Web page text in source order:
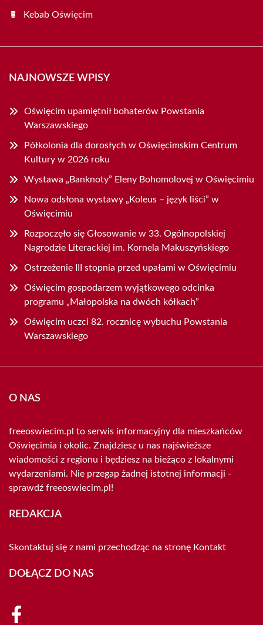
Kebab Oświęcim
NAJNOWSZE WPISY
Oświęcim upamiętnił bohaterów Powstania
Warszawskiego
Półkolonia dla dorosłych w Oświęcimskim Centrum
Kultury w 2026 roku
Wystawa „Banknoty” Eleny Bohomolovej w Oświęcimiu
Nowa odsłona wystawy „Koleus – język liści” w
Oświęcimiu
Rozpoczęło się Głosowanie w 33. Ogólnopolskiej
Nagrodzie Literackiej im. Kornela Makuszyńskiego
Ostrzeżenie III stopnia przed upałami w Oświęcimiu
Oświęcim gospodarzem wyjątkowego odcinka
programu „Małopolska na dwóch kółkach”
Oświęcim uczci 82. rocznicę wybuchu Powstania
Warszawskiego
O NAS
freeoswiecim.pl to serwis informacyjny dla mieszkańców
Oświęcimia i okolic. Znajdziesz u nas najświeższe
wiadomości z regionu i będziesz na bieżąco z lokalnymi
wydarzeniami. Nie przegap żadnej istotnej informacji -
sprawdź freeoswiecim.pl!
REDAKCJA
Skontaktuj się z nami przechodząc na stronę Kontakt
DOŁĄCZ DO NAS